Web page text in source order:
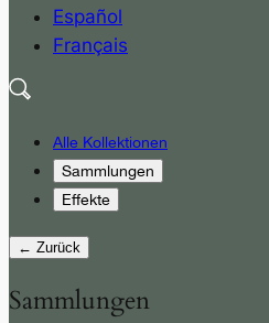
Español
Français
Alle Kollektionen
Sammlungen
Effekte
← Zurück
Sammlungen